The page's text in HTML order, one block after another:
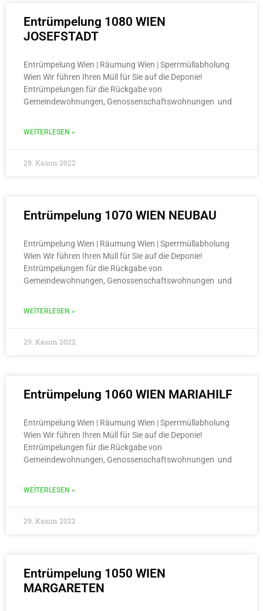
Entrümpelung 1080 WIEN
JOSEFSTADT
Entrümpelung Wien | Räumung Wien | Sperrmüllabholung
Wien Wir führen Ihren Müll für Sie auf die Deponie!
Entrümpelungen für die Rückgabe von
Gemeindewohnungen, Genossenschaftswohnungen und
WEITERLESEN »
29. Kasım 2022
Entrümpelung 1070 WIEN NEUBAU
Entrümpelung Wien | Räumung Wien | Sperrmüllabholung
Wien Wir führen Ihren Müll für Sie auf die Deponie!
Entrümpelungen für die Rückgabe von
Gemeindewohnungen, Genossenschaftswohnungen und
WEITERLESEN »
29. Kasım 2022
Entrümpelung 1060 WIEN MARIAHILF
Entrümpelung Wien | Räumung Wien | Sperrmüllabholung
Wien Wir führen Ihren Müll für Sie auf die Deponie!
Entrümpelungen für die Rückgabe von
Gemeindewohnungen, Genossenschaftswohnungen und
WEITERLESEN »
29. Kasım 2022
Entrümpelung 1050 WIEN
MARGARETEN